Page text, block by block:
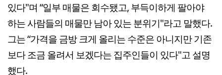
있다"며 “일부 매물은 회수됐고, 부득이하게 팔아야
하는 사람들의 매물만 남아 있는 분위기"라고 말했다.
그는 “가격을 금방 크게 올리는 수준은 아니지만 기존
보다 조금 올려서 보겠다는 집주인들이 있다"고 설명
했다.